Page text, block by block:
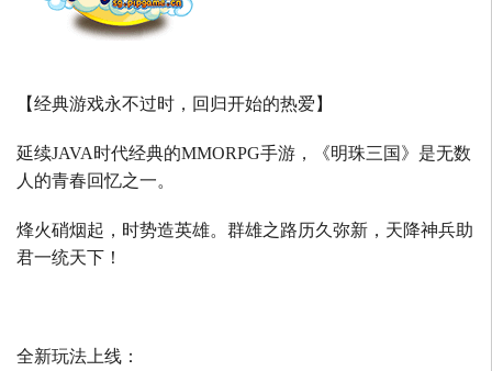
【经典游戏永不过时，回归开始的热爱】
延续JAVA时代经典的MMORPG手游，《明珠三国》是无数
人的青春回忆之一。
烽火硝烟起，时势造英雄。群雄之路历久弥新，天降神兵助
君一统天下！
全新玩法上线：